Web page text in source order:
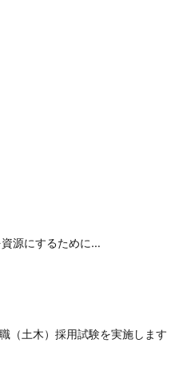
源にするために…
（土木）採用試験を実施します